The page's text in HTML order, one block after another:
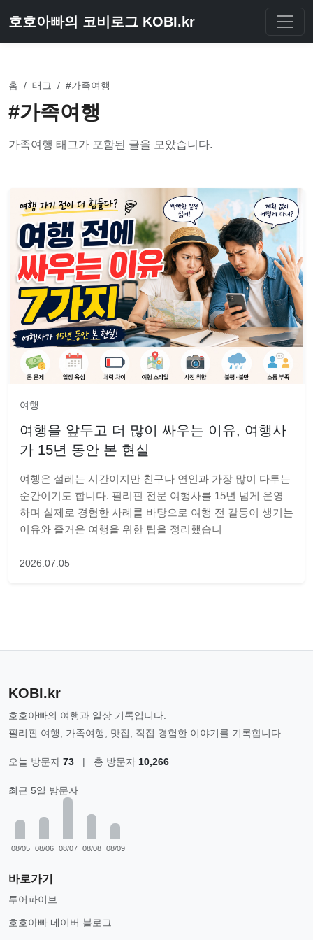
호호아빠의 코비로그 KOBI.kr
홈 / 태그 / #가족여행
#가족여행
가족여행 태그가 포함된 글을 모았습니다.
여행
여행을 앞두고 더 많이 싸우는 이유, 여행사
가 15년 동안 본 현실
여행은 설레는 시간이지만 친구나 연인과 가장 많이 다투는
순간이기도 합니다. 필리핀 전문 여행사를 15년 넘게 운영
하며 실제로 경험한 사례를 바탕으로 여행 전 갈등이 생기는
이유와 즐거운 여행을 위한 팁을 정리했습니
2026.07.05
KOBI.kr
호호아빠의 여행과 일상 기록입니다.
필리핀 여행, 가족여행, 맛집, 직접 경험한 이야기를 기록합니다.
오늘 방문자 73 | 총 방문자 10,266
최근 5일 방문자
08/05 08/06 08/07 08/08 08/09
바로가기
투어파이브
호호아빠 네이버 블로그